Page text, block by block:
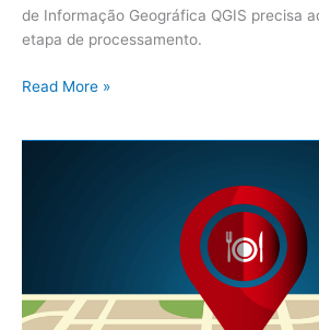
de Informação Geográfica QGIS precisa
etapa de processamento.
Read More »
Google
Planilhas